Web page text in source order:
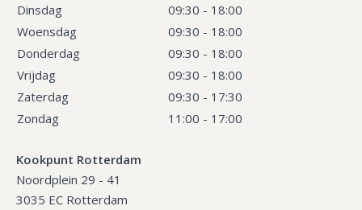
Dinsdag
09:30 - 18:00
Woensdag
09:30 - 18:00
Donderdag
09:30 - 18:00
Vrijdag
09:30 - 18:00
Zaterdag
09:30 - 17:30
Zondag
11:00 - 17:00
Kookpunt Rotterdam
Noordplein 29 - 41
3035 EC Rotterdam